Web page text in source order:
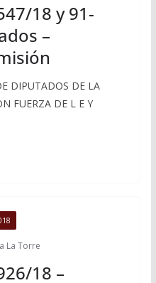
18 y 91-
–
DIPUTADOS DE LA
FUERZA DE L E Y
La Torre
18 –